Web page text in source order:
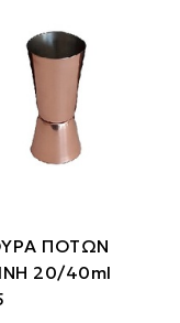
ΠΟΤΩΝ
20/40ml